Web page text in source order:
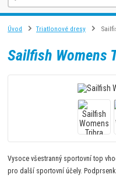
Úvod Triatlonové dresy
Sailfish Womens
Vysoce všestranný sportovní top
pro další sportovní účely.